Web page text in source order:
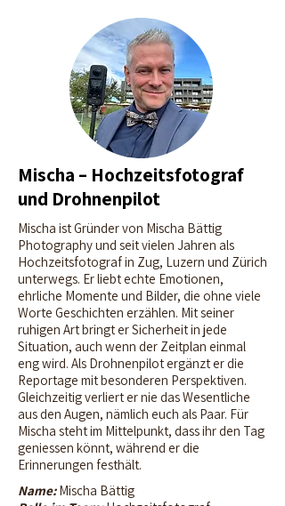
Mischa
Mischa – Hochzeitsfotograf
und Drohnenpilot
Mischa ist Gründer von Mischa Bättig
Photography und seit vielen Jahren als
Hochzeitsfotograf in Zug, Luzern und Zürich
unterwegs. Er liebt echte Emotionen,
ehrliche Momente und Bilder, die ohne viele
Worte Geschichten erzählen. Mit seiner
ruhigen Art bringt er Sicherheit in jede
Situation, auch wenn der Zeitplan einmal
eng wird. Als Drohnenpilot ergänzt er die
Reportage mit besonderen Perspektiven.
Gleichzeitig verliert er nie das Wesentliche
aus den Augen, nämlich euch als Paar. Für
Mischa steht im Mittelpunkt, dass ihr den Tag
geniessen könnt, während er die
Erinnerungen festhält.
Name: Mischa Bättig